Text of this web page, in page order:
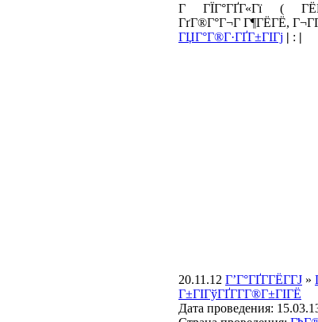
Г ГЇГ°ГҐГ«Гї (
ГґГ®Г°Г¬Г Г¶ГЁГЁ,
ГЏГ°Г®Г·ГҐГ±ГІГј | : |
20.11.12 Г’Г°ГҐГ­ГЁГ­ГЈ »
Г±ГІГўГҐГ­Г­Г®Г±ГІГЁ
Дата проведения: